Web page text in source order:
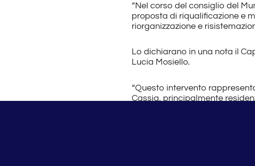
“Nel corso del consiglio del
proposta di riqualificazione e
riorganizzazione e
Lo dichiarano in una nota il
Lucia Mosiello.
“Questo intervento
Cassia, principalmente